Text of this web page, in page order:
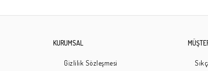
KURUMSAL
Gizlilik Sözleşmesi